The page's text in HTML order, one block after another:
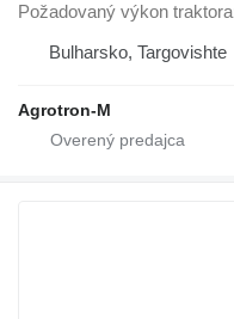
Požadovaný výkon traktora
Bulharsko, Targovishte
Agrotron-M